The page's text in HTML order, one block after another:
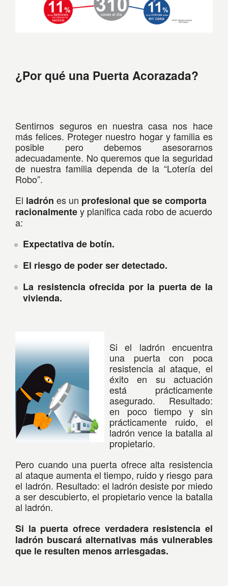
¿Por qué una Puerta Acorazada?
Sentirnos seguros en nuestra casa nos hace
más felices. Proteger nuestro hogar y familia es
posible pero debemos asesorarnos
adecuadamente. No queremos que la seguridad
de nuestra familia dependa de la “Lotería del
Robo”.
El ladrón es un profesional que se comporta
racionalmentey planifica cada robo de acuerdo
a:
Expectativa de botín.
El riesgo de poder ser detectado.
La resistencia ofrecida por la puerta de la
vivienda.
Si el ladrón encuentra
una puerta con poca
resistencia al ataque, el
éxito en su actuación
está prácticamente
asegurado. Resultado:
en poco tiempo y sin
prácticamente ruido, el
ladrón vence la batalla al
propietario.
Pero cuando una puerta ofrece alta resistencia
al ataque aumenta el tiempo, ruido y riesgo para
el ladrón. Resultado: el ladrón desiste por miedo
a ser descubierto, el propietario vence la batalla
al ladrón.
Si la puerta ofrece verdadera resistencia el
ladrón buscará alternativas más vulnerables
que le resulten menos arriesgadas.